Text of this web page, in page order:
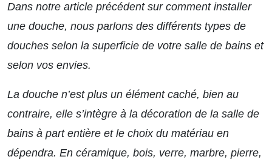
Dans notre article précédent sur comment installer
une douche, nous parlons des différents types de
douches selon la superficie de votre salle de bains et
selon vos envies.
La douche n’est plus un élément caché, bien au
contraire, elle s’intègre à la décoration de la salle de
bains à part entière et le choix du matériau en
dépendra. En céramique, bois, verre, marbre, pierre,